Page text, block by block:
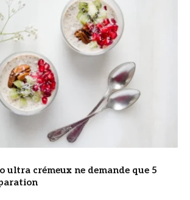
ultra crémeux ne demande que 5